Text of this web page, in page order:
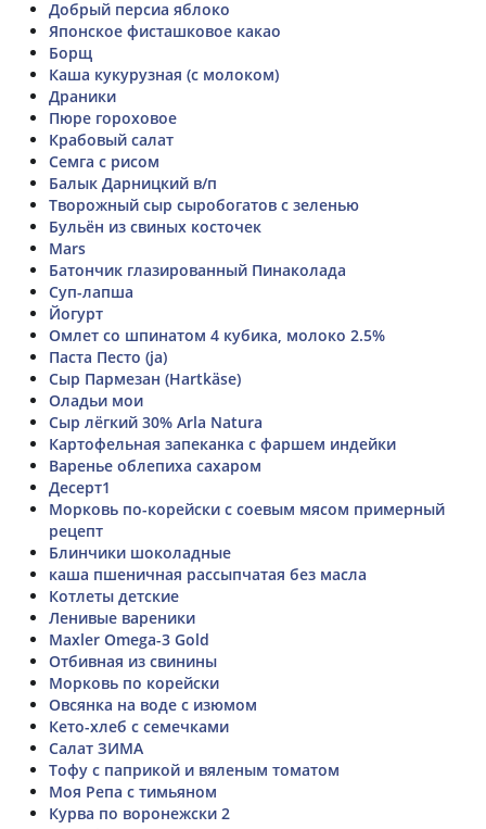
Добрый персиа яблоко
Японское фисташковое какао
Борщ
Каша кукурузная (с молоком)
Драники
Пюре гороховое
Крабовый салат
Семга с рисом
Балык Дарницкий в/п
Творожный сыр сыробогатов с зеленью
Бульён из свиных косточек
Mars
Батончик глазированный Пинаколада
Суп-лапша
Йогурт
Омлет со шпинатом 4 кубика, молоко 2.5%
Паста Песто (ja)
Сыр Пармезан (Hartkäse)
Оладьи мои
Сыр лёгкий 30% Arla Natura
Картофельная запеканка с фаршем индейки
Варенье облепиха сахаром
Десерт1
Морковь по-корейски с соевым мясом примерный
рецепт
Блинчики шоколадные
каша пшеничная рассыпчатая без масла
Котлеты детские
Ленивые вареники
Maxler Omega-3 Gold
Отбивная из свинины
Морковь по корейски
Овсянка на воде с изюмом
Кето-хлеб с семечками
Салат ЗИМА
Тофу с паприкой и вяленым томатом
Моя Репа с тимьяном
Курва по воронежски 2